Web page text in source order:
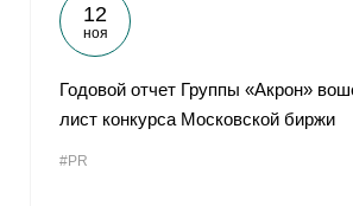
12
ноя
Годовой отчет Группы «Акрон»
лист конкурса Московской биржи
#PR